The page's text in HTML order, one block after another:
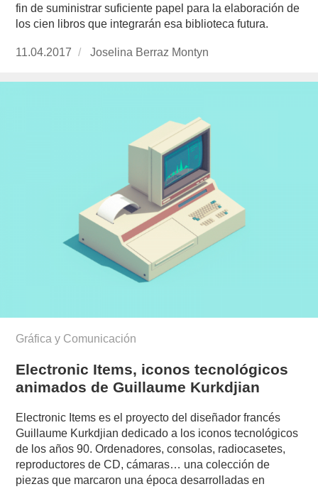
fin de suministrar suficiente papel para la elaboración de
los cien libros que integrarán esa biblioteca futura.
Publicado
11.04.2017
https://www.experimenta.es/author/joselina-
Joselina Berraz Montyn
Gráfica y Comunicación
Electronic Items, iconos tecnológicos
animados de Guillaume Kurkdjian
Electronic Items es el proyecto del diseñador francés
Guillaume Kurkdjian dedicado a los iconos tecnológicos
de los años 90. Ordenadores, consolas, radiocasetes,
reproductores de CD, cámaras… una colección de
piezas que marcaron una época desarrolladas en